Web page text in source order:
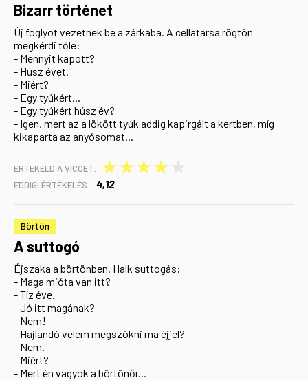
Bizarr történet
Új foglyot vezetnek be a zárkába. A cellatársa rögtön
megkérdi tőle:
- Mennyit kapott?
- Húsz évet.
- Miért?
- Egy tyúkért...
- Egy tyúkért húsz év?
- Igen, mert az a lökött tyúk addig kapirgált a kertben, míg
kikaparta az anyósomat...
ÉRTÉKELD A VICCET: ★
★
★
★
EDDIGI ÉRTÉKELÉS: 4,12
Börtön
A suttogó
Éjszaka a börtönben. Halk suttogás:
- Maga mióta van itt?
- Tíz éve.
- Jó itt magának?
- Nem!
- Hajlandó velem megszökni ma éjjel?
- Nem.
- Miért?
- Mert én vagyok a börtönőr...